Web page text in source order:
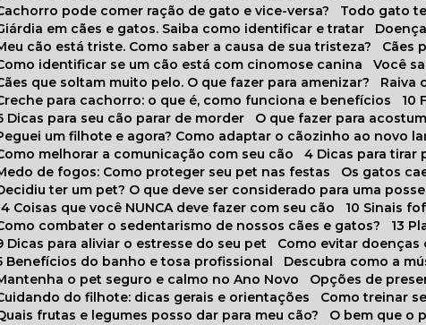
Cachorro pode comer ração de gato e vice-versa?
Todo gato
Giárdia em cães e gatos. Saiba como identificar e tratar
Meu cão está triste. Como saber a causa de sua tristeza?
Como identificar se um cão está com cinomose canina
Você
Cães que soltam muito pelo. O que fazer para amenizar?
Creche para cachorro: o que é, como funciona e benefícios
6 Dicas para seu cão parar de morder
O que fazer para
Peguei um filhote e agora? Como adaptar o cãozinho ao novo
Como melhorar a comunicação com seu cão
4 Dicas para
Medo de fogos: Como proteger seu pet nas festas
Os gatos
Decidiu ter um pet? O que deve ser considerado para uma
14 Coisas que você NUNCA deve fazer com seu cão
10 Sinais
Como combater o sedentarismo de nossos cães e gatos?
13
9 Dicas para aliviar o estresse do seu pet
Como evitar
5 Benefícios do banho e tosa profissional
Descubra como a
Mantenha o pet seguro e calmo no Ano Novo
Opções de
Cuidando do filhote: dicas gerais e orientações
Como treinar
Quais frutas e legumes posso dar para meu cão?
O bem que